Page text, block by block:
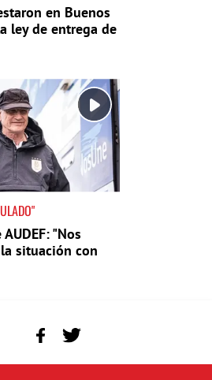
en Buenos
ley de entrega de
"Nos
situación con